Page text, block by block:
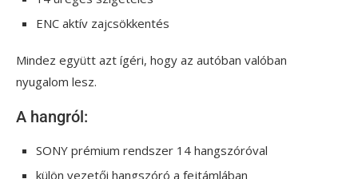
ENC aktív zajcsökkentés
Mindez együtt azt ígéri, hogy az autóban valóban
nyugalom lesz.
A hangról:
SONY prémium rendszer 14 hangszóróval
külön vezetői hangszóró a fejtámlában